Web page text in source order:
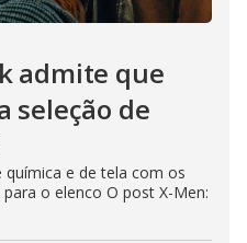
admite que
seleção de
e de tela com os
o elenco O post X-Men: